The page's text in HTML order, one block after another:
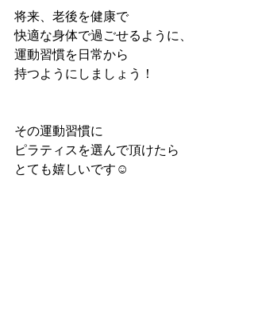
将来、老後を健康で
快適な身体で過ごせるように、
運動習慣を日常から
持つようにしましょう！
その運動習慣に
ピラティスを選んで頂けたら
とても嬉しいです☺️